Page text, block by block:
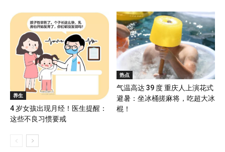
养生
4 岁女孩出现月经！医生提醒：
这些不良习惯要戒
热点
气温高达 39 度 重庆人上演花式
避暑：坐冰桶搓麻将，吃超大冰
棍！